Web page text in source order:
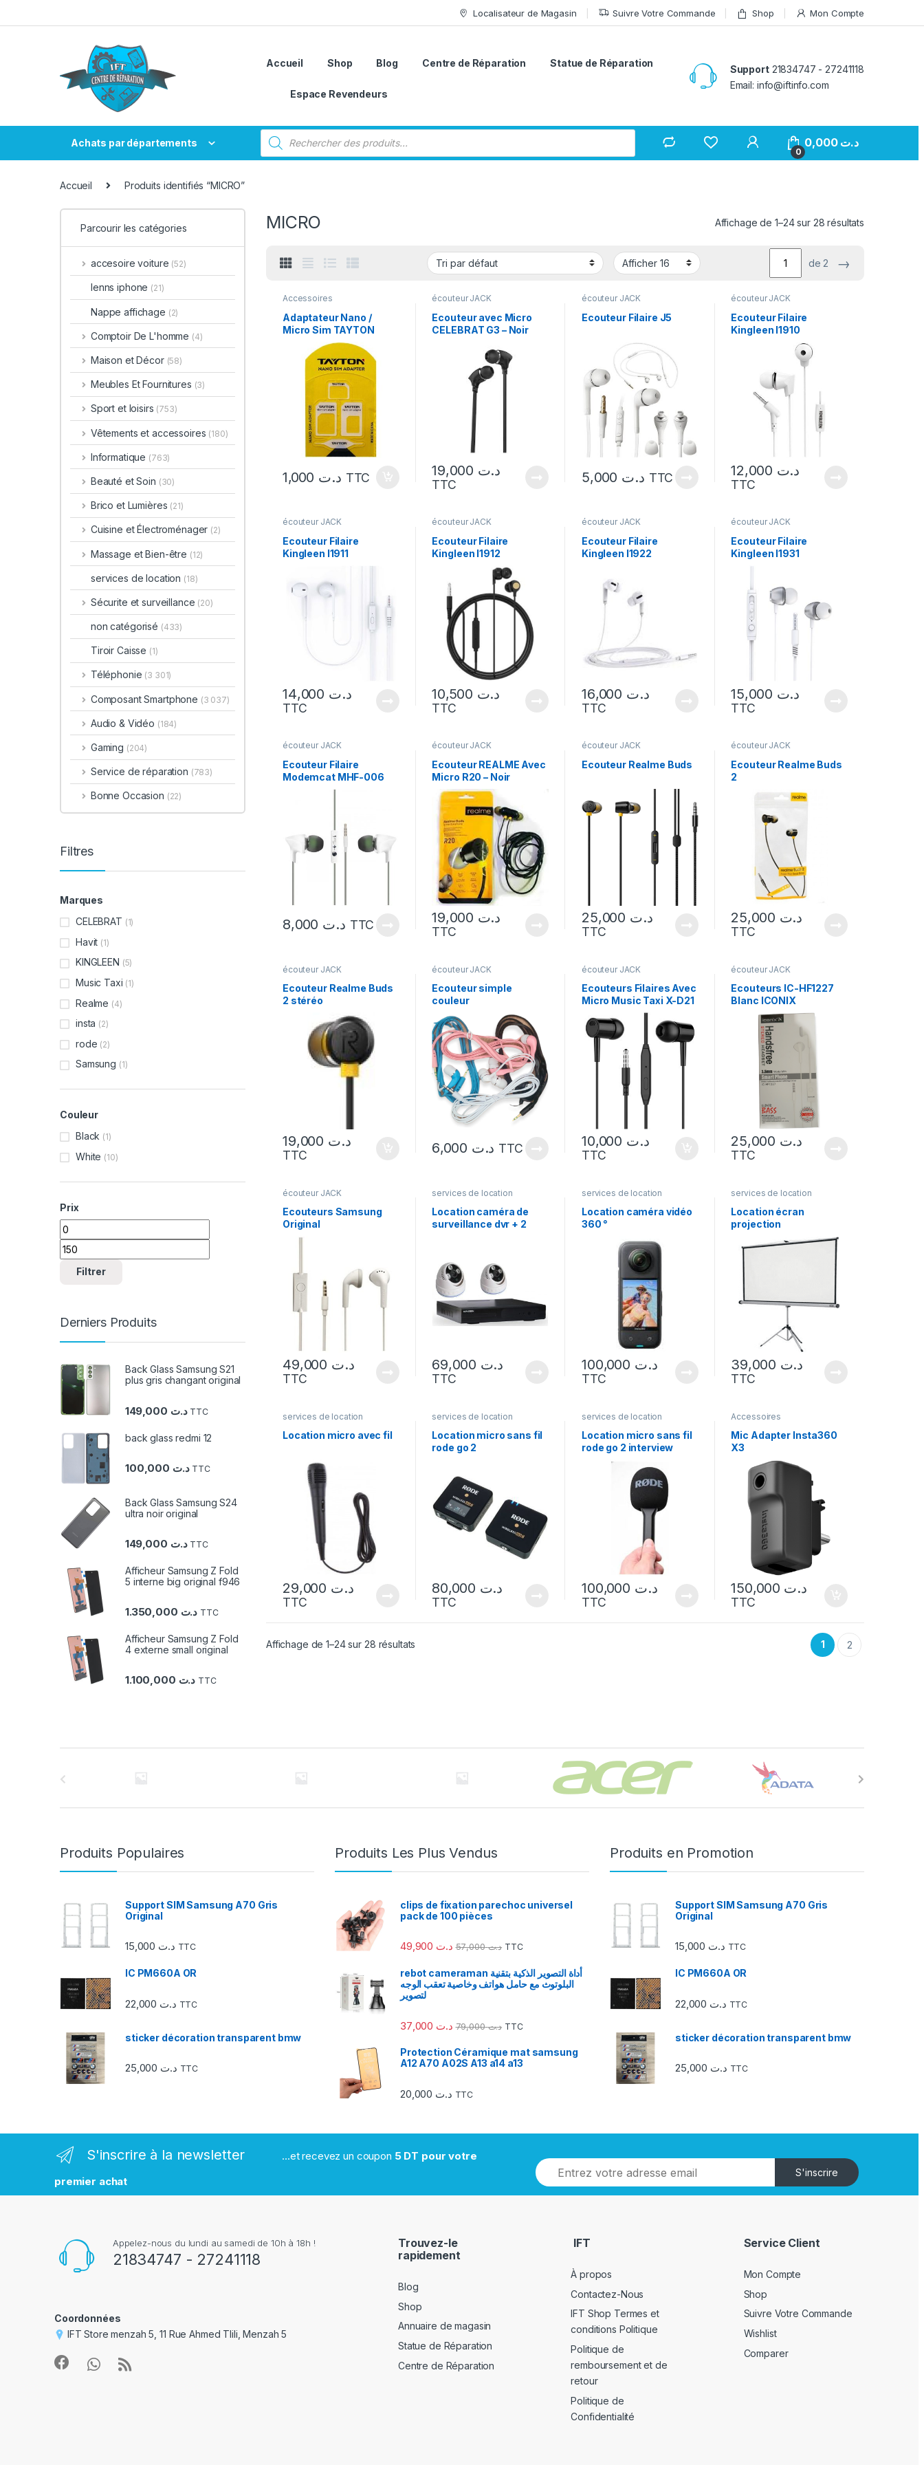
Localisateur de Magasin Suivre Votre Commande Shop Mon Compte
Accueil Shop Blog Centre de Réparation Statue de Réparation
Espace Revendeurs
Support21834747 - 27241118
Email: info@iftinfo.com
Achats par départements
Recherche de produits
0
د.ت 0,000
Accueil Produits identifiés “MICRO”
MICRO Affichage de 1–24 sur 28 résultats
de 2 →
Accessoires
Adaptateur Nano /
Micro Sim TAYTON
د.ت TTC
écouteur JACK
Ecouteur avec Micro
CELEBRAT G3 – Noir
د.ت
TTC
écouteur JACK
Ecouteur Filaire J5
د.ت TTC
écouteur JACK
Ecouteur Filaire
Kingleen I1910
د.ت
TTC
écouteur JACK
Ecouteur Filaire
Kingleen I1911
د.ت
TTC
écouteur JACK
Ecouteur Filaire
Kingleen I1912
د.ت
TTC
écouteur JACK
Ecouteur Filaire
Kingleen I1922
د.ت
TTC
écouteur JACK
Ecouteur Filaire
Kingleen I1931
د.ت
TTC
écouteur JACK
Ecouteur Filaire
Modemcat MHF-006
د.ت TTC
écouteur JACK
Ecouteur REALME Avec
Micro R20 – Noir
د.ت
TTC
écouteur JACK
Ecouteur Realme Buds
د.ت
TTC
écouteur JACK
Ecouteur Realme Buds
2
د.ت
TTC
écouteur JACK
Ecouteur Realme Buds
2 stéréo
د.ت
TTC
écouteur JACK
Ecouteur simple
couleur
د.ت TTC
écouteur JACK
Ecouteurs Filaires Avec
Micro Music Taxi X-D21
د.ت
TTC
écouteur JACK
Ecouteurs IC-HF1227
Blanc ICONIX
د.ت
TTC
écouteur JACK
Ecouteurs Samsung
Original
د.ت
TTC
services de location
Location caméra de
surveillance dvr + 2
د.ت
TTC
services de location
Location caméra vidéo
360 °
د.ت
TTC
services de location
Location écran
projection
د.ت
TTC
services de location
Location micro avec fil
د.ت
TTC
services de location
Location micro sans fil
rode go 2
د.ت
TTC
services de location
Location micro sans fil
rode go 2 interview
د.ت
TTC
Accessoires
Mic Adapter Insta360
X3
د.ت
TTC
Affichage de 1–24 sur 28 résultats 1 2
Parcourir les catégories
accesoire voiture (52)
lenns iphone (21)
Nappe affichage (2)
Comptoir De L'homme (4)
Maison et Décor (58)
Meubles Et Fournitures (3)
Sport et loisirs (753)
Vêtements et accessoires (180)
Informatique (763)
Beauté et Soin (30)
Brico et Lumières (21)
Cuisine et Électroménager (2)
Massage et Bien-être (12)
services de location (18)
Sécurite et surveillance (20)
non catégorisé (433)
Tiroir Caisse (1)
Téléphonie (3 301)
Composant Smartphone (3 037)
Audio & Vidéo (184)
Gaming (204)
Service de réparation (783)
Bonne Occasion (22)
Filtres
Marques
CELEBRAT (1)
Havit (1)
KINGLEEN (5)
Music Taxi (1)
Realme (4)
insta (2)
rode (2)
Samsung (1)
Couleur
Black (1)
White (10)
Prix
Prix min
Prix max
Filtrer
Derniers Produits
Back Glass Samsung S21
plus gris changant original
د.ت TTC
back glass redmi 12
د.ت TTC
Back Glass Samsung S24
ultra noir original
د.ت TTC
Afficheur Samsung Z Fold
5 interne big original f946
د.ت TTC
Afficheur Samsung Z Fold
4 externe small original
د.ت TTC
u
Produits Populaires
Support SIM Samsung A70 Gris
Original
د.ت TTC
IC PM660A OR
د.ت TTC
sticker décoration transparent bmw
د.ت TTC
Produits Les Plus Vendus
clips de fixation parechoc universel
pack de 100 pièces
د.ت د.ت57,000 TTC
rebot cameraman أداة التصوير الذكية بتقنية
البلوتوث مع حامل هواتف وخاصية تعقب الوجه
لتصوير
د.ت د.ت79,000 TTC
Protection Céramique mat samsung
A12 A70 A02S A13 a14 a13
د.ت TTC
Produits en Promotion
Support SIM Samsung A70 Gris
Original
د.ت TTC
IC PM660A OR
د.ت TTC
sticker décoration transparent bmw
د.ت TTC
S'inscrire à la newsletter ...et recevez un coupon 5 DT pour votre
premier achat
S'inscrire
Appelez-nous du lundi au samedi de 10h à 18h !
21834747 - 27241118
Coordonnées
IFT Store menzah 5, 11 Rue Ahmed Tlili, Menzah 5
Trouvez-le
rapidement
Blog
Shop
Annuaire de magasin
Statue de Réparation
Centre de Réparation
IFT
À propos
Contactez-Nous
IFT Shop Termes et
conditions Politique
Politique de
remboursement et de
retour
Politique de
Confidentialité
Service Client
Mon Compte
Shop
Suivre Votre Commande
Wishlist
Comparer